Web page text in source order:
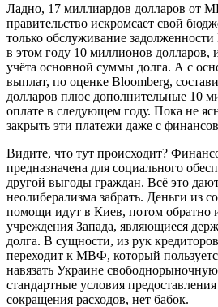
Ладно, 17 миллиардов долларов от
правительство искромсает свой
только обслуживание
в этом году 10 миллионов долларов,
учёта основной суммы долга. А с
выплат, по оценке Bloomberg,
долларов плюс дополнительные 10
оплате в следующем году. Пока не
закрыть эти платежи даже с
Видите, что тут происходит?
предназначена для социального
другой выгоды граждан. Всё это
неолиберализма забрать. Деньги из
помощи идут в Киев, потом обратно
учреждения Запада, являющиеся
долга. В сущности, из рук
переходит к МВФ, который
навязать Украине
стандартные условия
сокращения расходов, нет бабок.